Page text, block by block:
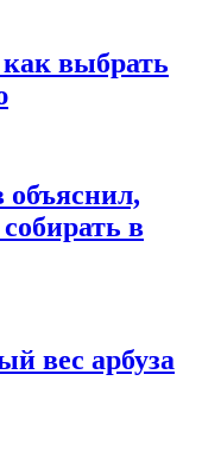
выбрать
в
вес арбуза